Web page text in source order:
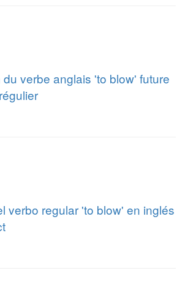
verbe anglais 'to blow' future
verbo regular 'to blow' en inglés